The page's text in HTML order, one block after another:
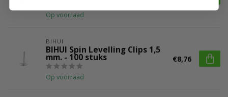
Op voorraad
BIHUI
BIHUI Spin Levelling Clips 1,5
mm. - 100 stuks
Op voorraad
€8,76